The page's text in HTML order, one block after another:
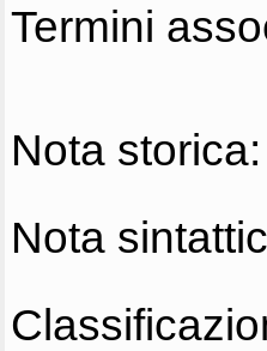
Termini
Nota storica:
Nota